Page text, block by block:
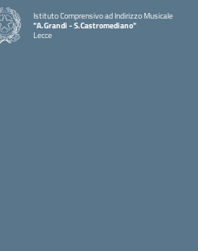
Istituto Comprensivo ad Indirizzo Musicale
"A.Grandi - S.Castromediano"
Lecce